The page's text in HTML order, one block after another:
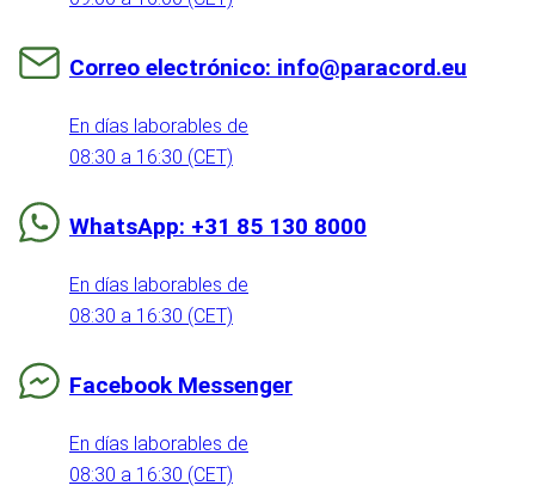
Correo electrónico: info@paracord.eu
En días laborables de
08:30 a 16:30 (CET)
WhatsApp: +31 85 130 8000
En días laborables de
08:30 a 16:30 (CET)
Facebook Messenger
En días laborables de
08:30 a 16:30 (CET)